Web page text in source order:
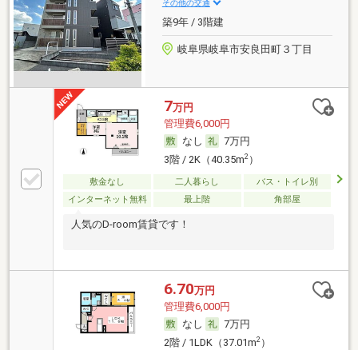
その他の交通
築9年 / 3階建
岐阜県岐阜市安良田町３丁目
7万円
管理費6,000円
なし
7万円
3階 / 2K（40.35m2）
敷金なし 二人暮らし
バス・トイレ別
インターネット無料
最上階 角部屋
人気のD-room賃貸です！
6.70万円
管理費6,000円
なし
7万円
2階 / 1LDK（37.01m2）